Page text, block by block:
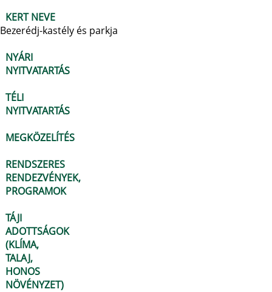
KERT NEVE
Bezerédj-kastély és parkja
NYÁRI
NYITVATARTÁS
TÉLI
NYITVATARTÁS
MEGKÖZELÍTÉS
RENDSZERES
RENDEZVÉNYEK,
PROGRAMOK
TÁJI
ADOTTSÁGOK
(KLÍMA,
TALAJ,
HONOS
NÖVÉNYZET)